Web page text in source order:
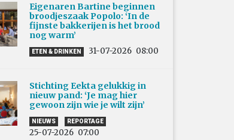
Eigenaren Bartine beginnen
broodjeszaak Popolo: ‘In de
fijnste bakkerijen is het brood
nog warm’
ETEN & DRINKEN 31-07-2026 08:00
Stichting Eekta gelukkig in
nieuw pand: ‘Je mag hier
gewoon zijn wie je wilt zijn’
NIEUWS REPORTAGE
25-07-2026 07:00